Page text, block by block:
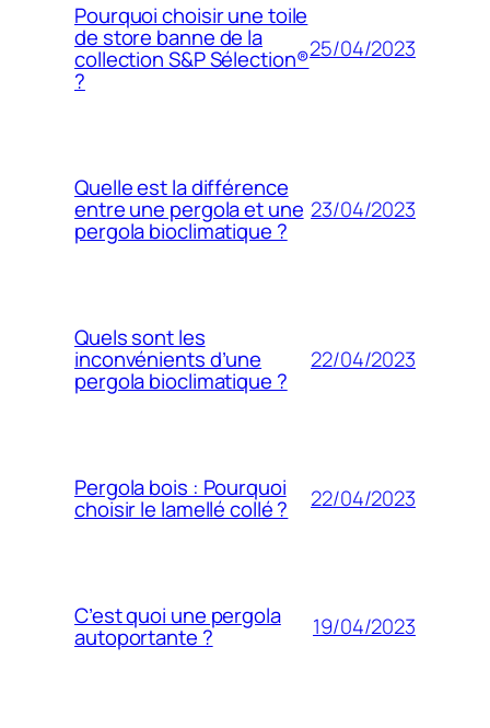
Pourquoi choisir une toile
de store banne de la
collection S&P Sélection®
?
25/04/2023
Quelle est la différence
entre une pergola et une
pergola bioclimatique ?
23/04/2023
Quels sont les
inconvénients d’une
pergola bioclimatique ?
22/04/2023
Pergola bois : Pourquoi
choisir le lamellé collé ? 22/04/2023
C’est quoi une pergola
autoportante ? 19/04/2023